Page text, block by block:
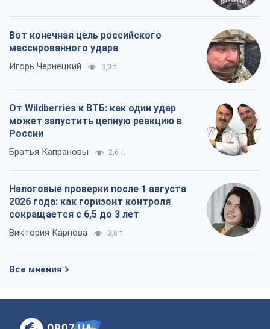
Вот конечная цель российского
массированного удара
Игорь Чернецкий 3,0 т.
От Wildberries к ВТБ: как один удар
может запустить цепную реакцию в
России
Братья Капрановы 2,6 т.
Налоговые проверки после 1 августа
2026 года: как горизонт контроля
сокращается с 6,5 до 3 лет
Виктория Карпова 3,8 т.
Все мнения